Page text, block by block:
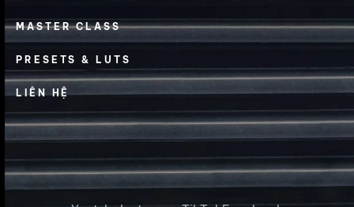
MASTER CLASS
PRESETS & LUTS
LIÊN HỆ